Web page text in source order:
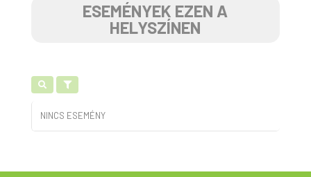
ESEMÉNYEK EZEN A
HELYSZÍNEN
NINCS ESEMÉNY